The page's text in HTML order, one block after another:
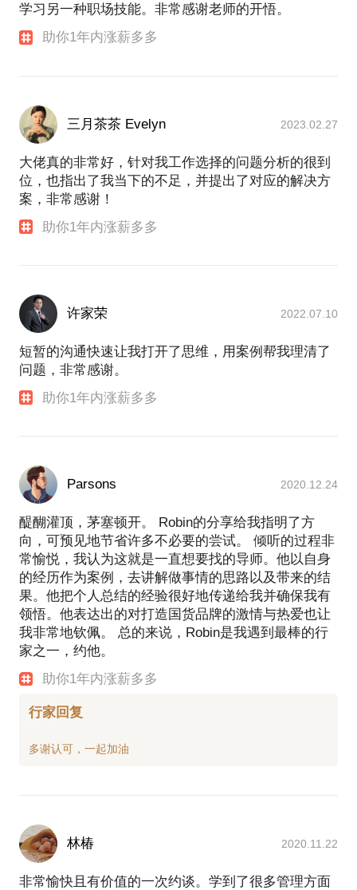
创新、乐于分享
座 右 铭：让别人的生活因为我的存在而变得更加美
好
个人简历
1、2015年1月至今，投资创业，担任广州活泉国际贸
易有限公司董事营销副总裁，通过线下、线上和新零
售三个渠道的整合发力，通过运用定位论、整合营
为线下渠道敏感肌修护第二品牌，通过多年精耕细
作，让企业年零售额提升到接近10亿元
2、2012年1到2014年12月，就职于浙江欧诗漫集团生
物科技有限公司，担任百货事业部总监。通过三年的
运作，全国欧诗漫专柜数增加了800家，业绩提升了8
份有限公司自然堂品牌事业部，负责自然堂华东（安
徽、江苏、浙江、福建）CS、百货、商超渠道的所有
事宜。2010年自然堂华东百货和KA渠道零售领先全国
其他四个大区率先突破3亿元； 2011年自然堂华东CS
渠道回款额率先突破3亿元，且最终以3.3亿元位列公
司5个大区第一名；管辖的员工数量超过1000人
4、2006年-2008年，创业代理日本高丝品牌，在湖南
省全面运作高丝品牌，2008年公司年收入突破4000
万，曾被评为高丝中国优秀代理商
妆品有限公司，担任长沙分公司经理，负责资生堂
SHISEIDO旗下顶级品牌肌肤之钥CPB（Cle de Peau
Beaute）、进口资生堂SHISEIDO和欧珀莱
部事宜。负责管辖的三省欧珀莱零售额从0提升到08
学习另一种职场技能。非常感谢老师的开悟。
助你1年内涨薪多多
三月茶茶 Evelyn 2023.02.27
大佬真的非常好，针对我工作选择的问题分析的很到
位，也指出了我当下的不足，并提出了对应的解决方
案，非常感谢！
助你1年内涨薪多多
许家荣 2022.07.10
短暂的沟通快速让我打开了思维，用案例帮我理清了
问题，非常感谢。
助你1年内涨薪多多
Parsons 2020.12.24
醍醐灌顶，茅塞顿开。 Robin的分享给我指明了方
向，可预见地节省许多不必要的尝试。 倾听的过程非
常愉悦，我认为这就是一直想要找的导师。他以自身
的经历作为案例，去讲解做事情的思路以及带来的结
果。他把个人总结的经验很好地传递给我并确保我有
领悟。他表达出的对打造国货品牌的激情与热爱也让
我非常地钦佩。 总的来说，Robin是我遇到最棒的行
家之一，约他。
助你1年内涨薪多多
行家回复
林椿 2020.11.22
非常愉快且有价值的一次约谈。学到了很多管理方面